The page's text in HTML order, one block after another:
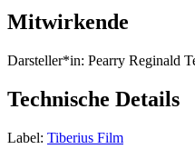
Mitwirkende
Darsteller*in: Pearry Reginald
Technische Details
Label: Tiberius Film